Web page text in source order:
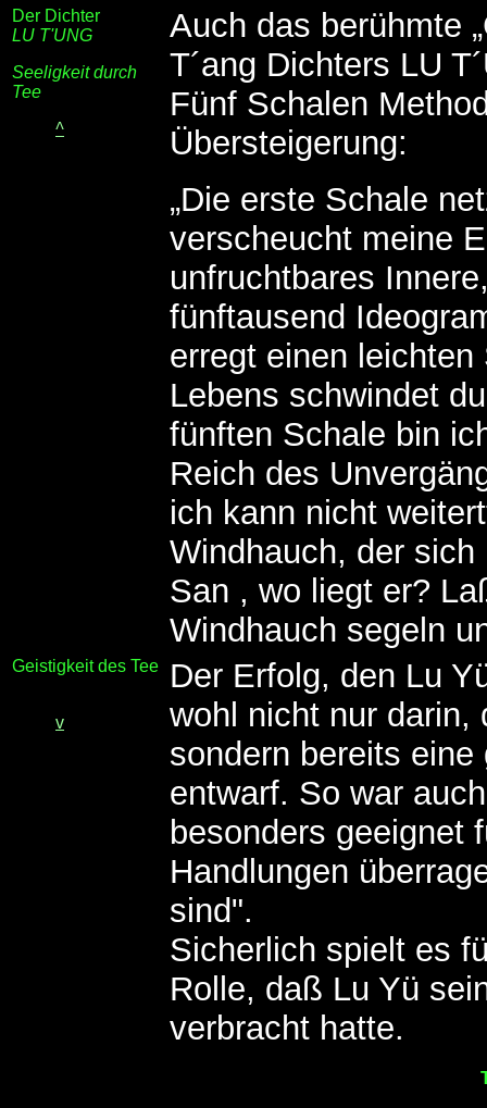
Der Dichter
LU T'UNG
Seeligkeit durch
Tee
^
Auch das berühmte
T´ang Dichters LU
Fünf Schalen
Übersteigerung:
„Die erste Schale
verscheucht meine
unfruchtbares
fünftausend
erregt einen
Lebens schwindet
fünften Schale bin
Reich des
ich kann nicht
Windhauch, der
San , wo liegt er?
Windhauch segeln
Geistigkeit des Tee
v
Der Erfolg, den Lu
wohl nicht nur darin,
sondern bereits
entwarf. So war
besonders geeignet
Handlungen
sind".
Sicherlich spielt es
Rolle, daß Lu Yü
verbracht hatte.